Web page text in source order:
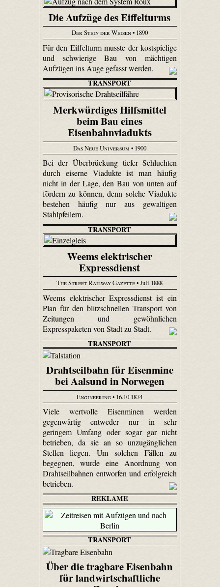
Die Aufzüge des Eiffelturms
Der Stein der Weisen• 1890
Für den Eiffelturm musste der kostspielige
und schwierige Bau von mächtigen
Aufzügen ins Auge gefasst werden.
TRANSPORT
Merkwürdiges Hilfsmittel
beim Bau eines
Eisenbahnviadukts
Das Neue Universum • 1900
Bei der Überbrückung tiefer Schluchten
durch eiserne Viadukte ist man häufig
nicht in der Lage, den Bau von unten auf
fördern zu können, denn solche Viadukte
bestehen häufig nur aus gewaltigen
Stahlpfeilern.
TRANSPORT
Weems elektrischer
Expressdienst
The Street Railway Gazette• Juli 1888
Weems elektrischer Expressdienst ist ein
Plan für den blitzschnellen Transport von
Zeitungen und gewöhnlichen
Expresspaketen von Stadt zu Stadt.
TRANSPORT
Drahtseilbahn für Eisenmine
bei Aalsund in Norwegen
Engineering• 16.10.1874
Viele wertvolle Eisenminen werden
gegenwärtig entweder nur in sehr
geringem Umfang oder sogar gar nicht
betrieben, da sie an so unzugänglichen
Stellen liegen. Um solchen Fällen zu
begegnen, wurde eine Anordnung von
Drahtseilbahnen entworfen und erfolgreich
betrieben.
REKLAME
TRANSPORT
Über die tragbare Eisenbahn
für landwirtschaftliche